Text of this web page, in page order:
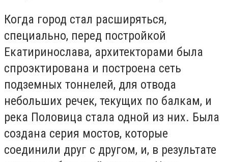
Когда город стал расширяться,
специально, перед постройкой
Екатиринослава, архитекторами была
спроэктирована и построена сеть
подземных тоннелей, для отвода
небольших речек, текущих по балкам, и
река Половица стала одной из них. Была
создана серия мостов, которые
соединили друг с другом, и, в результате